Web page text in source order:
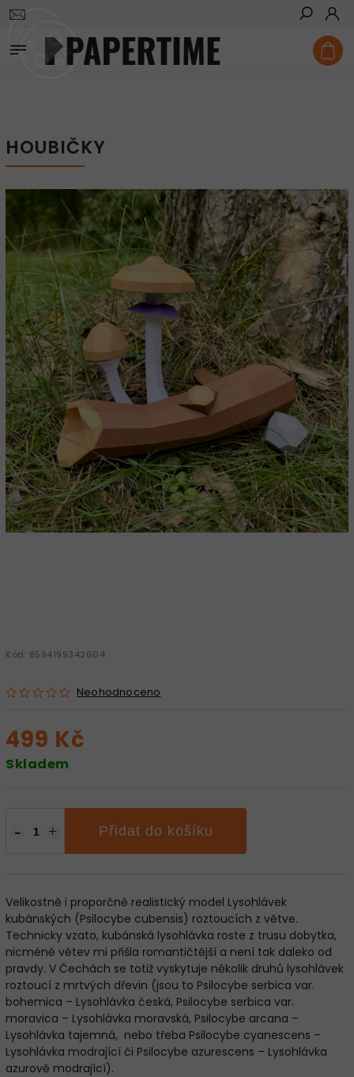
Hledat
Domů
HOUBIČKY
Kód: 8594199342604
Neohodnoceno
499 Kč
Skladem
Přidat do košíku
Velikostně i proporčně realistický model Lysohlávek
kubánských (Psilocybe cubensis) roztoucích z větve.
Technicky vzato, kubánská lysohlávka roste z trusu dobytka,
nicméně větev mi přišla romantičtější a není tak daleko od
pravdy. V Čechách se totiž vyskytuje několik druhů lysohlávek
roztoucí z mrtvých dřevin (jsou to Psilocybe serbica var.
bohemica – Lysohlávka česká, Psilocybe serbica var.
moravica – Lysohlávka moravská, Psilocybe arcana –
Lysohlávka tajemná, nebo třeba Psilocybe cyanescens –
Lysohlávka modrající či Psilocybe azurescens – Lysohlávka
azurově modrající).